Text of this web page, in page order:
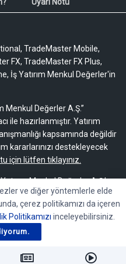
TradeMaster Mobile,
FX, TradeMaster FX Plus,
İş Yatırım Menkul Değerler'in
Menkul Değerler A.Ş.”
hazırlanmıştır. Yatırım
kapsamında değildir
kararlarınızı destekleyecek
için lütfen tıklayınız.
Menkul Değerler A.Ş.’ye
başkaları tarafından
çoğaltılamaz,
ve diğer yöntemlerle elde
çerez politikamızı da içeren
Politikamızı inceleyebilirsiniz.